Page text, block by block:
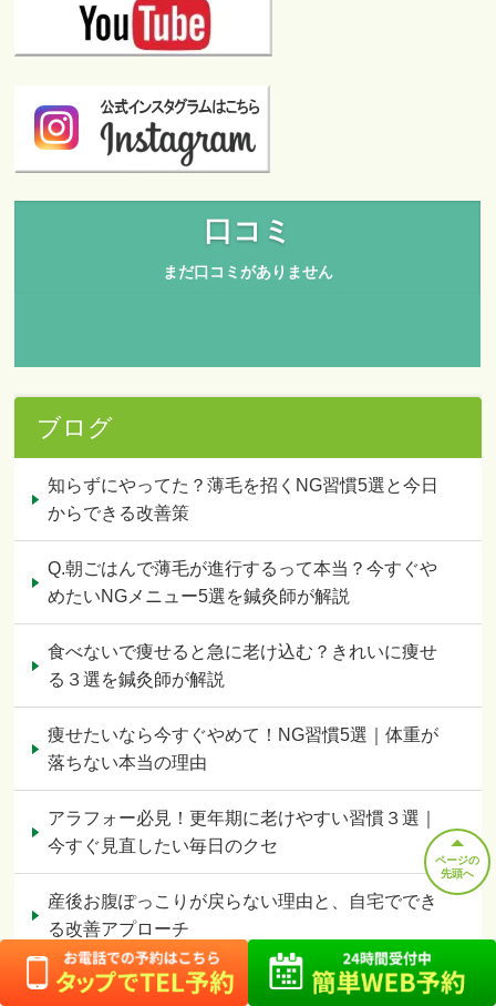
ブログ
知らずにやってた？薄毛を招くNG習慣5選と今日
からできる改善策
Q.朝ごはんで薄毛が進行するって本当？今すぐや
めたいNGメニュー5選を鍼灸師が解説
食べないで痩せると急に老け込む？きれいに痩せ
る３選を鍼灸師が解説
痩せたいなら今すぐやめて！NG習慣5選｜体重が
落ちない本当の理由
アラフォー必見！更年期に老けやすい習慣３選｜
今すぐ見直したい毎日のクセ
産後お腹ぽっこりが戻らない理由と、自宅ででき
る改善アプローチ
自律神経を狂わせる5つの悪習慣｜今日から見直し
ページの
先頭へ